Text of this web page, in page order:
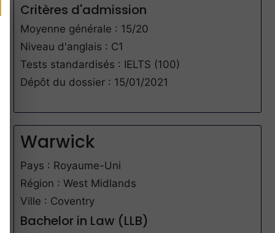
Critères d'admission
Moyenne générale : 15/20
Niveau d'anglais : C1
Tests standardisés : IELTS (100)
Dépôt du dossier : 15/01/2021
Warwick
Pays : Royaume-Uni
Région : West Midlands
Ville : Coventry
Bachelor in Law (LLB)